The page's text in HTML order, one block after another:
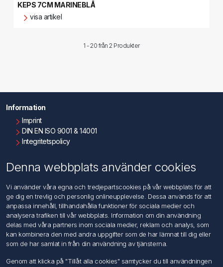
KEPS 7CM MARINEBLÅ
visa artikel
1 - 20 från2 Produkter
Information
Imprint
DIN EN ISO 9001 & 14001
Integritetspolicy
Kontakta oss
Kundtjänst
Sök
Mitt konto
Denna webbplats använder cookies
Vi använder våra egna och tredjepartscookies på vår webbplats för att
ge dig en trevlig och personlig onlineupplevelse. Dessa används för att
anpassa innehåll, tillhandahålla funktioner för sociala medier och
analysera trafiken till vår webbplats. Information om din användning
delas med våra partners inom sociala medier, reklam och analys, som
kan kombinera den med andra uppgifter som de har lämnat till dig eller
som de har samlat in från din användning av tjänsterna.
Genom att klicka på "Tillåt alla cookies" samtycker du till användningen